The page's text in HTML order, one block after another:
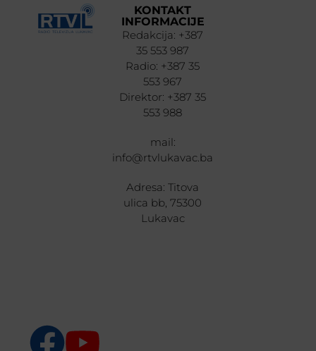
KONTAKT
INFORMACIJE
Redakcija: +387
35 553 987
Radio: +387 35
553 967
Direktor: +387 35
553 988
mail:
info@rtvlukavac.ba
Adresa: Titova
ulica bb, 75300
Lukavac